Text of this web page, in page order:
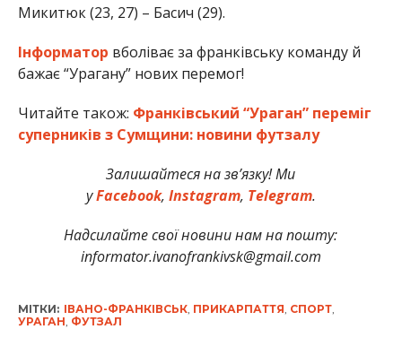
Микитюк (23, 27) – Басич (29).
Інформатор вболіває за франківську команду й
бажає “Урагану” нових перемог!
Читайте також: Франківський “Ураган” переміг
суперників з Сумщини: новини футзалу
Залишайтеся на зв’язку! Ми
уFacebook, Instagram, Telegram.
Надсилайте свої новини нам на пошту:
informator.ivanofrankivsk@gmail.com
МІТКИ: ІВАНО-ФРАНКІВСЬК, ПРИКАРПАТТЯ СПОРТ,
УРАГАН ФУТЗАЛ